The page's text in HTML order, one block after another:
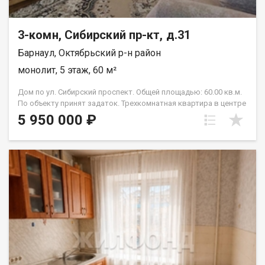
3-комн, Сибирский пр-кт, д.31
Барнаул, Октябрьский р-н район
монолит, 5 этаж, 60 м²
Дом по ул. Сибирский проспект. Общей площадью: 60.00 кв.м.
По объекту принят задаток. Трехкомнатная квартира в центре
Барнаула по цене двухкомнатной! Подходит для проживания и
сдачи в аренду, район со своей удобной инфраструктурой,
500 м, школа в 650 м от дома, для любителей спорта и
прогулок - парк Изумрудный (340 м), в шаговой доступности
(320 м) Администрация Октябрьского района, Театр
Музыкальной комедии, Краевой диагностический центр,
Сбербанк, а также Алтайский государственный университет
(900 м), медицинский (1,6 км), технический (1,3 км), аграрный
(1,75 км) университеты. Квартира располагается в кирпичном
доме, не торцевая, окна выходят на две стороны. Комнаты
смежно-изолированные (расположение комнат по типу 464
серии), пластиковые окна, новые радиаторы отопления, в
двух комнатах на полу качественный ламинат, балкон
5 950 000 ₽